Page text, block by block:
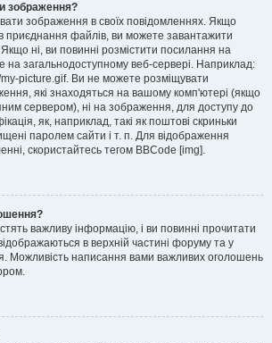
зображення?
зображення в своїх повідомленнях. Якщо
приєднання файлів, ви можете завантажити
ні, ви повинні розмістити посилання на
загальнодоступному веб-сервері. Наприклад:
picture.gif. Ви не можете розміщувати
які знаходяться на вашому комп'ютері (якщо
сервером), ні на зображення, для доступу до
як, наприклад, такі як поштові скриньки
паролем сайти і т. п. Для відображення
скористайтесь тегом BBCode [img].
важливу інформацію, і ви повинні прочитати
в верхній частині форуму та у
Можливість написання вами важливих оголошень